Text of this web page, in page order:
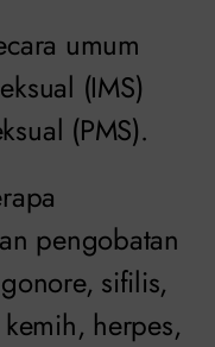
umum
(IMS)
(PMS).
pengobatan
sifilis,
herpes,